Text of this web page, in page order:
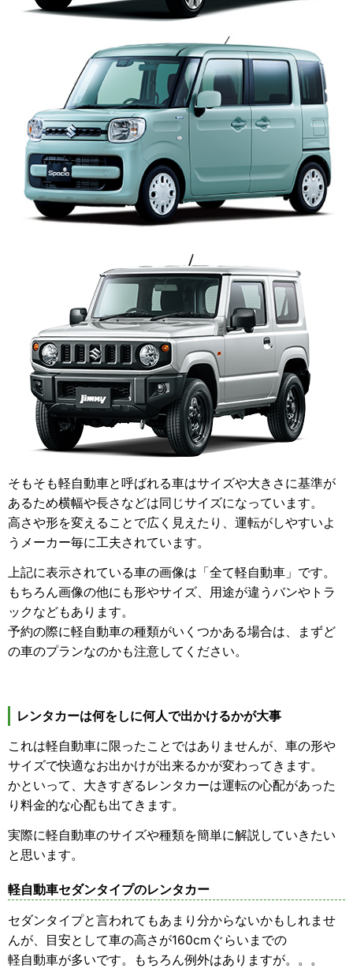
そもそも軽自動車と呼ばれる車はサイズや大きさに基準が
あるため横幅や長さなどは同じサイズになっています。
高さや形を変えることで広く見えたり、運転がしやすいよ
うメーカー毎に工夫されています。
上記に表示されている車の画像は「全て軽自動車」です。
もちろん画像の他にも形やサイズ、用途が違うバンやトラ
ックなどもあります。
予約の際に軽自動車の種類がいくつかある場合は、まずど
の車のプランなのかも注意してください。
レンタカーは何をしに何人で出かけるかが大事
これは軽自動車に限ったことではありませんが、車の形や
サイズで快適なお出かけが出来るかが変わってきます。
かといって、大きすぎるレンタカーは運転の心配があった
り料金的な心配も出てきます。
実際に軽自動車のサイズや種類を簡単に解説していきたい
と思います。
軽自動車セダンタイプのレンタカー
セダンタイプと言われてもあまり分からないかもしれませ
んが、目安として車の高さが160cmぐらいまでの
軽自動車が多いです。もちろん例外はありますが。。。